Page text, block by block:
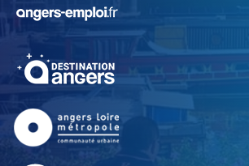
, Ouvre une nouvelle
, Ouvre une nouvelle